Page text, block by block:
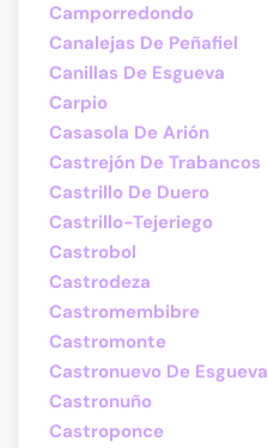
Camporredondo
Canalejas De Peñafiel
Canillas De Esgueva
Carpio
Casasola De Arión
Castrejón De Trabancos
Castrillo De Duero
Castrillo-Tejeriego
Castrobol
Castrodeza
Castromembibre
Castromonte
Castronuevo De Esgueva
Castronuño
Castroponce